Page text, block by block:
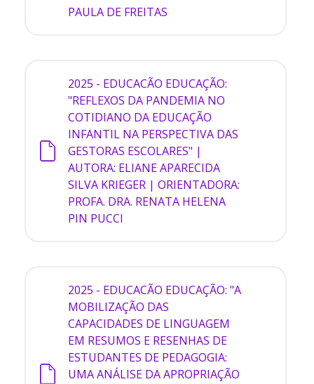
PAULA DE FREITAS
2025 - EDUCACÃO EDUCAÇÃO:
"REFLEXOS DA PANDEMIA NO
COTIDIANO DA EDUCAÇÃO
INFANTIL NA PERSPECTIVA DAS
GESTORAS ESCOLARES" |
AUTORA: ELIANE APARECIDA
SILVA KRIEGER | ORIENTADORA:
PROFA. DRA. RENATA HELENA
PIN PUCCI
2025 - EDUCACÃO EDUCAÇÃO: "A
MOBILIZAÇÃO DAS
CAPACIDADES DE LINGUAGEM
EM RESUMOS E RESENHAS DE
ESTUDANTES DE PEDAGOGIA:
UMA ANÁLISE DA APROPRIAÇÃO